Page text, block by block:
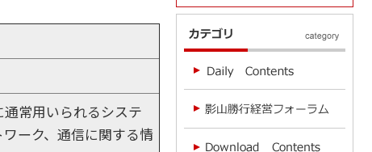
常用いられるシステ
ーク、通信に関する情